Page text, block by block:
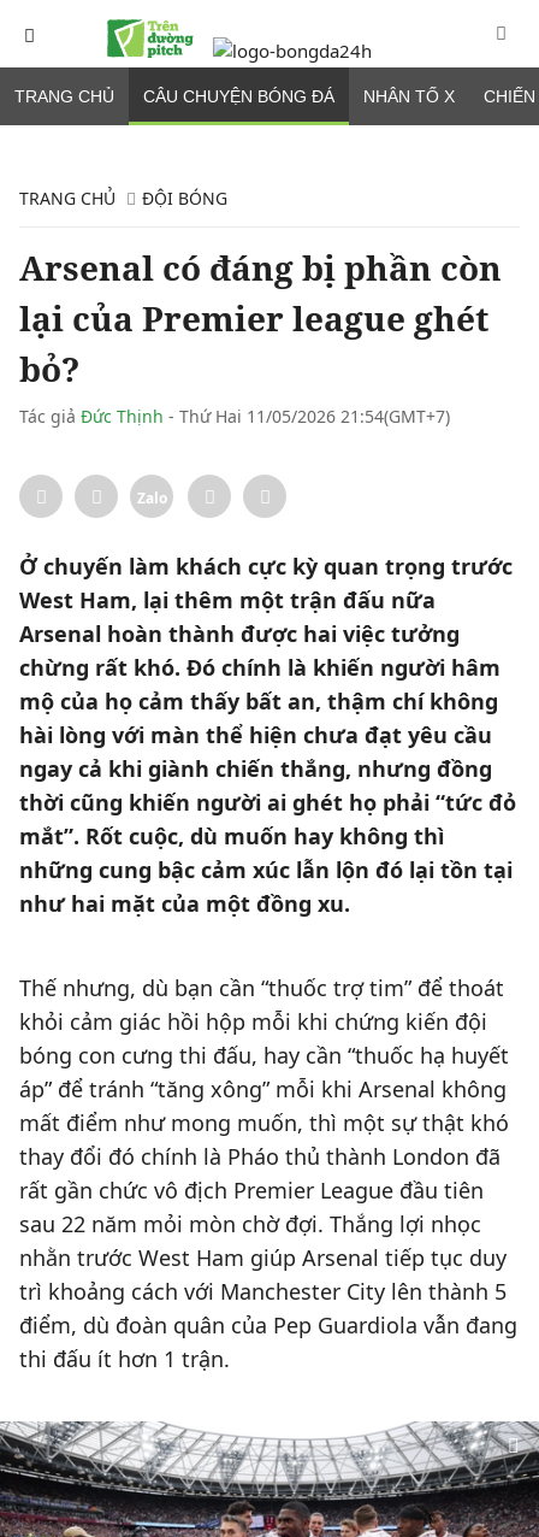
TRANG CHỦ CÂU CHUYỆN BÓNG ĐÁ NHÂN TỐ X
TRANG CHỦ ĐỘI BÓNG
Arsenal có đáng bị phần còn
lại của Premier league ghét
bỏ?
Tác giả Đức Thịnh - Thứ Hai 11/05/2026 21:54(GMT+7)
Zalo
Ở chuyến làm khách cực kỳ quan trọng trước
West Ham, lại thêm một trận đấu nữa
Arsenal hoàn thành được hai việc tưởng
chừng rất khó. Đó chính là khiến người hâm
mộ của họ cảm thấy bất an, thậm chí không
hài lòng với màn thể hiện chưa đạt yêu cầu
ngay cả khi giành chiến thắng, nhưng đồng
thời cũng khiến người ai ghét họ phải “tức đỏ
mắt”. Rốt cuộc, dù muốn hay không thì
những cung bậc cảm xúc lẫn lộn đó lại tồn tại
như hai mặt của một đồng xu.
Thế nhưng, dù bạn cần “thuốc trợ tim” để thoát
khỏi cảm giác hồi hộp mỗi khi chứng kiến đội
bóng con cưng thi đấu, hay cần “thuốc hạ huyết
áp” để tránh “tăng xông” mỗi khi Arsenal không
mất điểm như mong muốn, thì một sự thật khó
thay đổi đó chính là Pháo thủ thành London đã
rất gần chức vô địch Premier League đầu tiên
sau 22 năm mỏi mòn chờ đợi. Thắng lợi nhọc
nhằn trước West Ham giúp Arsenal tiếp tục duy
trì khoảng cách với Manchester City lên thành 5
điểm, dù đoàn quân của Pep Guardiola vẫn đang
thi đấu ít hơn 1 trận.